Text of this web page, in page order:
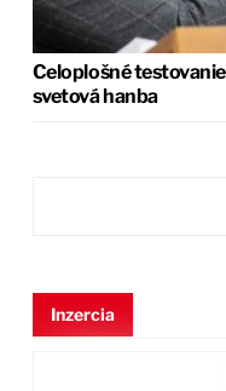
Celoplošné
svetová hanba
Inzercia